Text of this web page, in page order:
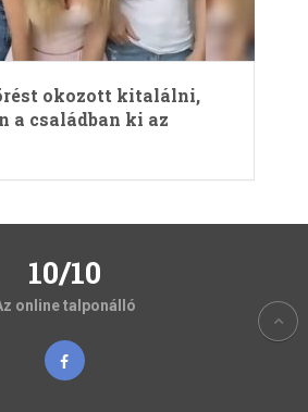
okozott kitalálni,
a családban ki az
10/10
online talponálló